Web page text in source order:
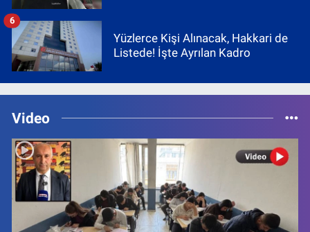
Yüzlerce Kişi Alınacak, Hakkari de
Listede! İşte Ayrılan Kadro
6
Video